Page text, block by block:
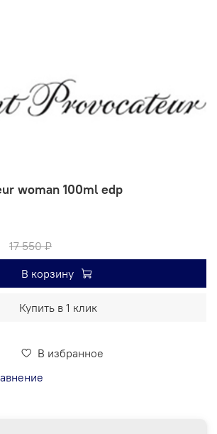
woman 100ml edp
В избранное
17 550 ₽
В корзину
Купить в 1 клик